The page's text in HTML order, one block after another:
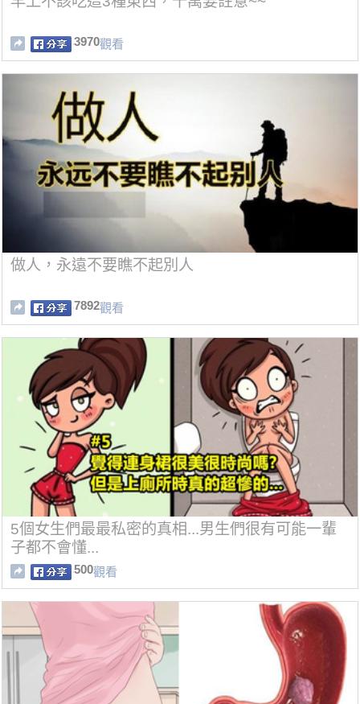
3970觀看
做人，永遠不要瞧不起別人
7892觀看
5個女生們最最私密的真相...男生們很有可能一輩
子都不會懂...
500觀看